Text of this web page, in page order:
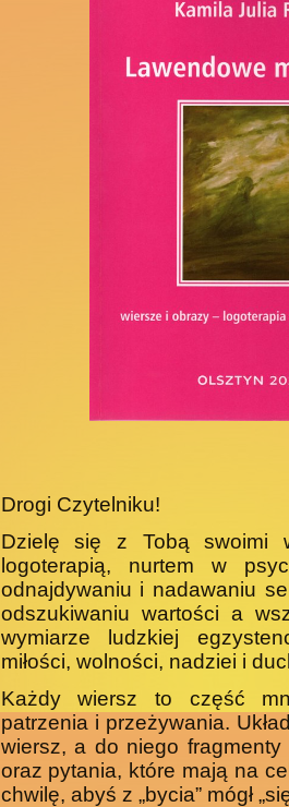
Drogi Czytelniku!
Dzielę się z Tobą swoimi
logoterapią, nurtem w
odnajdywaniu i nadawaniu
odszukiwaniu wartości a
wymia­rze ludzkiej
miłości, wolności, nadziei i
Każdy wiersz to część
patrzenia i przeżywania.
wiersz, a do niego
oraz pytania, które mają na
chwilę, abyś z „bycia” mógł